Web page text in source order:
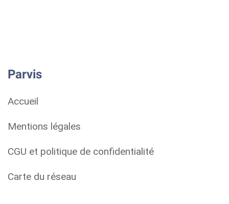
Parvis
Accueil
Mentions légales
CGU et politique de confidentialité
Carte du réseau